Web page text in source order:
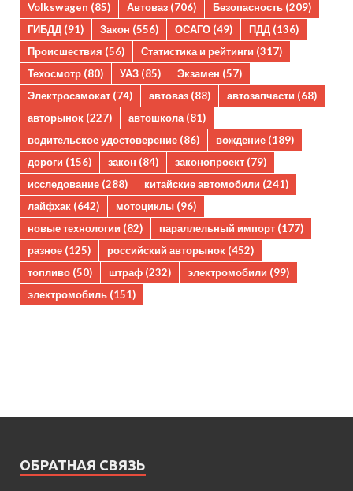
Volkswagen (85) Автоваз (706) Безопасность (209)
ГИБДД (91) Закон (556) ОСАГО (49) ПДД (136)
Происшествия (56) Статистика и рейтинги (317)
Техосмотр (80) УАЗ (85) Экзамен (57)
Электросамокат (74) автоваз (88) автозапчасти (68)
авторынок (227) автошкола(81)
водительское удостоверение (86) вождение (189)
дороги (156) закон (84) законопроект (79)
исследование (288) китайские автомобили (241)
лайфхак (642) мотоциклы (96)
новые технологии (82) параллельный импорт (177)
разное (125) российский авторынок (452)
топливо (50) штраф (232) электромобили (99)
электромобиль (151)
ОБРАТНАЯ СВЯЗЬ